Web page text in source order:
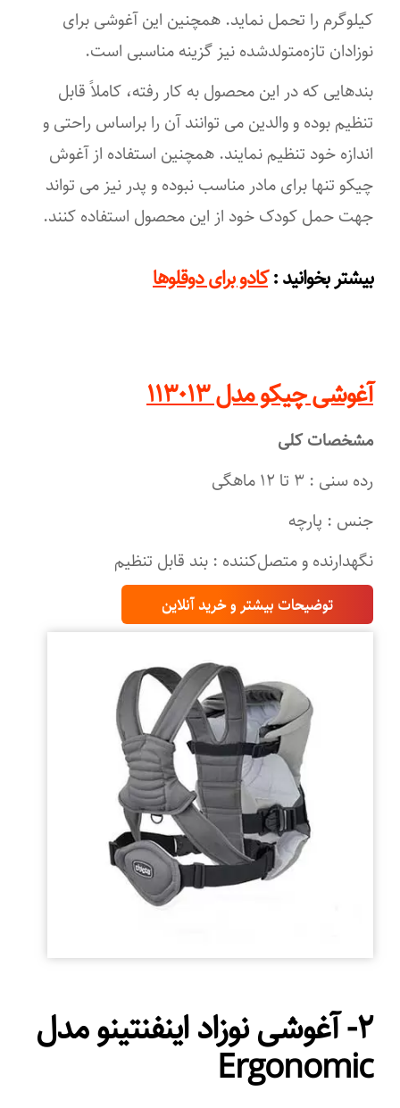
کیلوگرم را تحمل نماید. همچنین این آغوشی برای
نوزادان تازه‌متولدشده نیز گزینه مناسبی است.
بندهایی که در این محصول به کار رفته، کاملاً قابل
تنظیم بوده و والدین می ‌توانند آن را براساس راحتی و
اندازه خود تنظیم نمایند. همچنین استفاده از آغوش
چیکو تنها برای مادر مناسب نبوده و پدر نیز می ‌تواند
جهت حمل کودک خود از این محصول استفاده کنند.
بیشتر بخوانید: کادو برای دوقلوها
آغوشی چیکو مدل ۱۱۳۰۱۳
مشخصات کلی
رده سنی : ۳ تا ۱۲ ماهگی
جنس : پارچه
نگهدارنده و متصل‌کننده : بند قابل تنظیم
توضیحات بیشتر و خرید آنلاین
۲- آغوشی نوزاد اینفنتینو مدل
Ergonomic